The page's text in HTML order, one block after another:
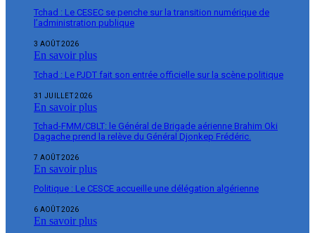
Tchad : Le CESEC se penche sur la transition numérique de
l’administration publique
3 AOÛT 2026
En savoir plus
Tchad : Le PJDT fait son entrée officielle sur la scène politique
31 JUILLET 2026
En savoir plus
Tchad-FMM/CBLT: le Général de Brigade aérienne Brahim Oki
Dagache prend la relève du Général Djonkep Frédéric.
7 AOÛT 2026
En savoir plus
Politique : Le CESCE accueille une délégation algérienne
6 AOÛT 2026
En savoir plus